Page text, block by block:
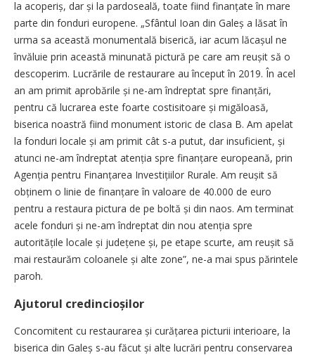
la acoperiș, dar și la pardoseală, toate fiind finanțate în mare
parte din fonduri europene. „Sfântul Ioan din Galeș a lăsat în
urma sa această monumentală biserică, iar acum lăcașul ne
învăluie prin această minunată pictură pe care am reușit să o
descoperim. Lucrările de restaurare au început în 2019. În acel
an am primit aprobările și ne-am îndreptat spre finanțări,
pentru că lucrarea este foarte costisitoare și migăloasă,
biserica noastră fiind monument istoric de clasa B. Am apelat
la fonduri locale și am primit cât s-a putut, dar insuficient, și
atunci ne-am îndreptat atenția spre finanțare europeană, prin
Agenția pentru Finanțarea Investițiilor Rurale. Am reușit să
obținem o linie de finanțare în valoare de 40.000 de euro
pentru a restaura pictura de pe boltă și din naos. Am terminat
acele fonduri și ne-am îndreptat din nou atenția spre
autoritățile locale și județene și, pe etape scurte, am reușit să
mai restaurăm coloanele și alte zone”, ne-a mai spus părintele
paroh.
Ajutorul credincioșilor
Concomitent cu restaurarea și curățarea picturii interioare, la
biserica din Galeș s-au făcut și alte lucrări pentru conservarea